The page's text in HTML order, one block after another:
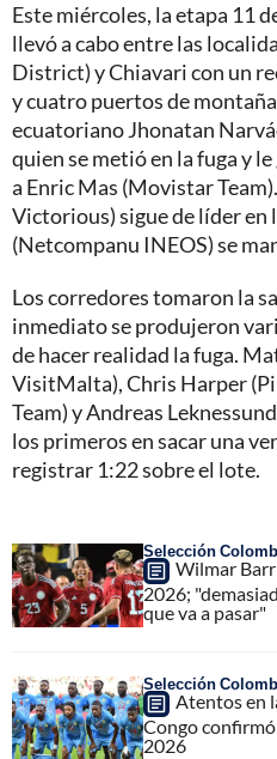
Este miércoles, la etapa 11
llevó a cabo entre las
District) y Chiavari con un
y cuatro puertos de
ecuatoriano Jhonatan
quien se metió en la fuga y
a Enric Mas (Movistar
Victorious) sigue de líder en
(Netcompanu INEOS) se
Los corredores tomaron la
inmediato se produjeron
de hacer realidad la fuga.
VisitMalta), Chris Harper
Team) y Andreas
los primeros en sacar una
registrar 1:22 sobre el lote.
Selección
Wilmar
2026;
que va a pasar"
Selección
Atentos en
Congo
2026